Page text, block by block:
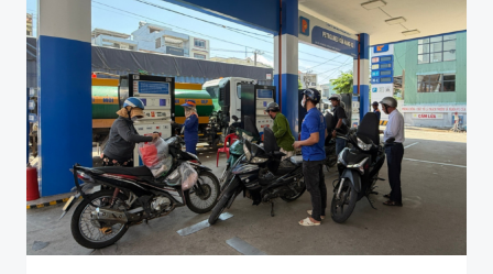
SẮP
HẾT
HẠN
–
DOANH
NGHIỆP
CẦN
LÀM
GÌ
ĐỂ
TRÁNH